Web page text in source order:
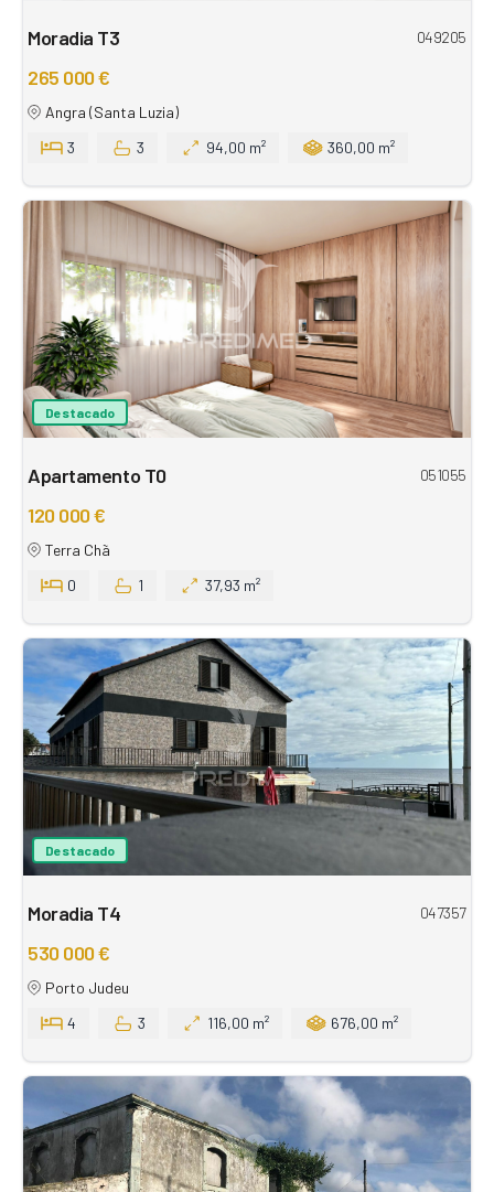
Moradia T3 049205
265 000 €
Angra (Santa Luzia)
3
3 94,00 m² 360,00 m²
Destacado
Apartamento T0 051055
120 000 €
Terra Chã
0
1 37,93 m²
Destacado
Moradia T4 047357
530 000 €
Porto Judeu
4
3 116,00 m² 676,00 m²